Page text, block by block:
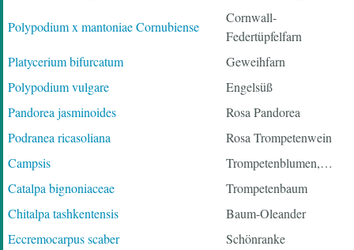
Polypodium x mantoniae Cornubiense
Cornwall-
Federtüpfelfarn
Platycerium bifurcatum
Geweihfarn
Polypodium vulgare
Engelsüß
Pandorea jasminoides
Rosa Pandorea
Podranea ricasoliana
Rosa Trompetenwein
Campsis
Trompetenblumen,…
Catalpa bignoniaceae
Trompetenbaum
Chitalpa tashkentensis
Baum-Oleander
Eccremocarpus scaber
Schönranke